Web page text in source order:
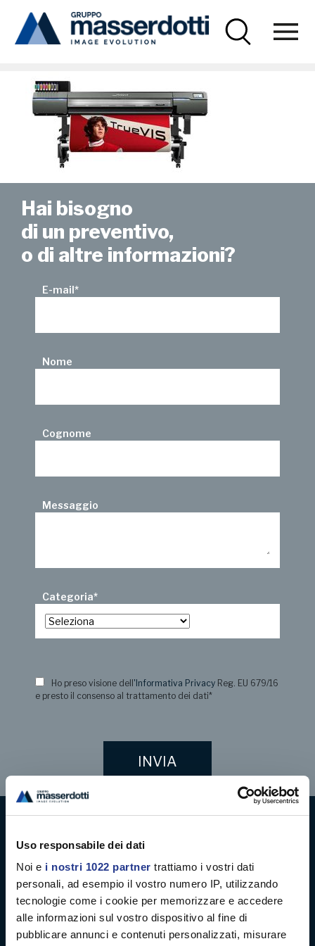
Uso responsabile dei dati
Noi e i nostri 1022 partner trattiamo i vostri dati
personali, ad esempio il vostro numero IP, utilizzando
tecnologie come i cookie per memorizzare e accedere
alle informazioni sul vostro dispositivo al fine di
pubblicare annunci e contenuti personalizzati, misurare
Hai bisogno
di un preventivo,
o di altre informazioni?
E-mail*
Nome
Cognome
Messaggio
Categoria*
Ho preso visione dell 'Informativa Privacy Reg. EU 679/16
e presto il consenso al trattamento dei dati*
Digital decoration
Digital signage
Soft signage